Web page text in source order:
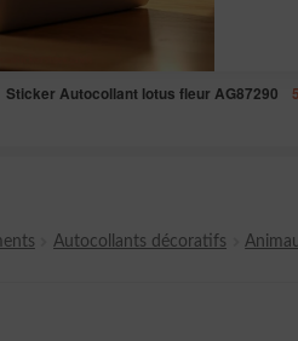
Sticker Autocollant lotus fleur AG87290
Autocollants décoratifs